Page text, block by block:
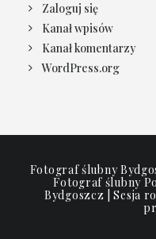
Zaloguj się
Kanał wpisów
Kanał komentarzy
WordPress.org
Fotograf ślubny
Fotograf ślubny
Bydgoszcz | Sesja